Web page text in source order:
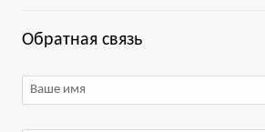
Обратная связь